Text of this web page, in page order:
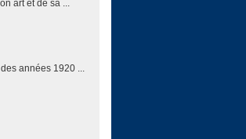
art et de sa ...
années 1920 ...